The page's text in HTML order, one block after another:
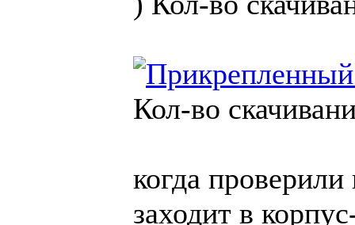
Кол-во
когда
заходит в